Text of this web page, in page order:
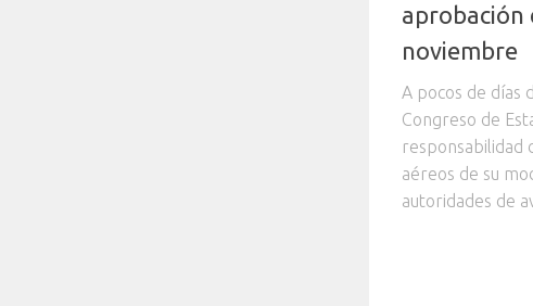
aprobación
noviembre
A pocos de días
Congreso de
responsabilidad
aéreos de su
autoridades de